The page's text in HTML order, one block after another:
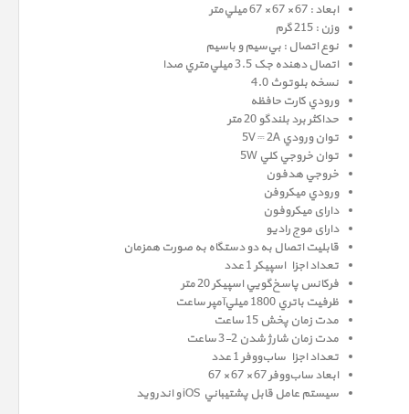
ابعاد : 67 × 67 × 67 ميلي‌متر
وزن : 215 گرم
نوع اتصال : بي‌سيم و باسيم
اتصال دهنده جک 3.5 ميلي‌متري صدا
نسخه‌ بلوتوث 4.0
ورودي کارت حافظه
حداکثر برد بلندگو 20 متر
توان ورودي 5V ⎓ 2A
توان خروجي کلي 5W
خروجي هدفون
ورودي ميکروفن
دارای ميکروفون
دارای موج راديو
قابليت اتصال به دو دستگاه به صورت همزمان
تعداد اجزاء اسپيکر 1 عدد
فرکانس پاسخ‌گويي اسپيکر 20 متر
ظرفيت باتري 1800 ميلي‌آمپر ساعت
مدت زمان پخش 15 ساعت
مدت زمان شارژ شدن 2-3 ساعت
تعداد اجزاء ساب‌ووفر 1 عدد
ابعاد ساب‌ووفر 67 × 67 × 67
سيستم عامل‌ قابل پشتيباني iOS و اندروید